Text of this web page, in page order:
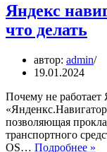
Яндекс
что делать
автор: admin
19.01.2024
Почему не
позволяющая
транспортного
OS… Подробнее »